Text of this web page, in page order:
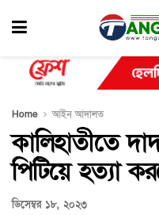
Home আইন আদালত
কালিহাতীতে
পিটিয়ে হত্যা
ডিসেম্বর ১৮, ২০২৩